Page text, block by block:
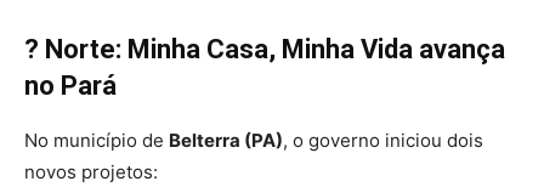
? Norte: Minha Casa, Minha Vida avança
no Pará
No município de Belterra (PA), o governo iniciou dois
novos projetos: